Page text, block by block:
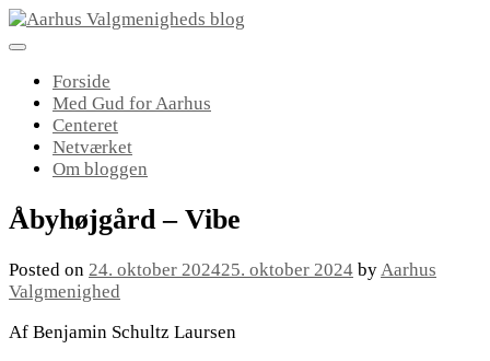
Skip
to
Forside
Med Gud for Aarhus
Centeret
Netværket
Om bloggen
Åbyhøjgård – Vibe
Posted on 24. oktober 202425. oktober 2024 byAarhus
Valgmenighed
Af Benjamin Schultz Laursen